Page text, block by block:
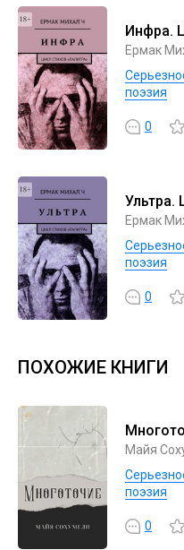
Инфра.
Ермак
поэзия
0
Ультра.
Ермак
поэзия
0
ПОХОЖИЕ КНИГИ
Майя
поэзия
0